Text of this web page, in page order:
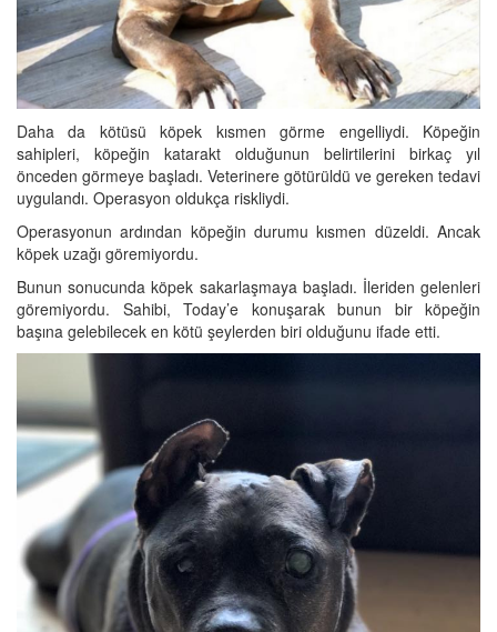
Daha da kötüsü köpek kısmen görme engelliydi. Köpeğin
sahipleri, köpeğin katarakt olduğunun belirtilerini birkaç yıl
önceden görmeye başladı. Veterinere götürüldü ve gereken tedavi
uygulandı. Operasyon oldukça riskliydi.
Operasyonun ardından köpeğin durumu kısmen düzeldi. Ancak
köpek uzağı göremiyordu.
Bunun sonucunda köpek sakarlaşmaya başladı. İleriden gelenleri
göremiyordu. Sahibi, Today’e konuşarak bunun bir köpeğin
başına gelebilecek en kötü şeylerden biri olduğunu ifade etti.